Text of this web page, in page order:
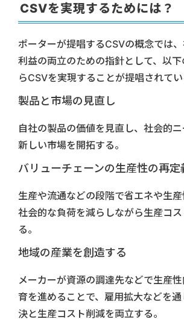
CSVを実現するためには？
ポーターが提唱するCSVの概念では
利益の両立のための指針として、以
らCSVを実現することが提唱されてい
製品と市場の見直し
自社の製品の価値を見直し、社会的
新しい市場を開拓する。
バリューチェーンの生産性の再定
生産や流通などの段階で省エネや生産
社会的な負荷を減らしながら生産コ
る。
地域の産業を創造する
メーカーが資源の調達先などで生産
育を進めることで、雇用拡大などを
決と生産コスト削減を両立する。